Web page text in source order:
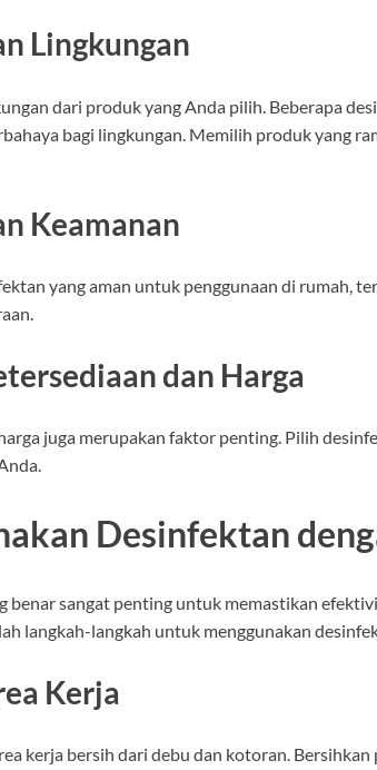
Lingkungan
dari produk yang Anda pilih. Beberapa
bagi lingkungan. Memilih produk yang
Keamanan
yang aman untuk penggunaan di rumah,
dan Harga
juga merupakan faktor penting. Pilih
Desinfektan
benar sangat penting untuk memastikan
langkah-langkah untuk menggunakan
Kerja
kerja bersih dari debu dan kotoran. Bersihkan